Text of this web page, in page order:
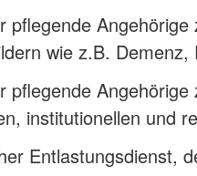
pflegende Angehörige
wie z.B. Demenz,
pflegende Angehörige
institutionellen und
Entlastungsdienst,